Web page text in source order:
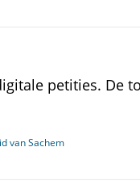
petities. De
van Sachem